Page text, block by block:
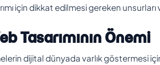
için dikkat edilmesi gereken unsurları
Tasarımının Önemi
dijital dünyada varlık göstermesi